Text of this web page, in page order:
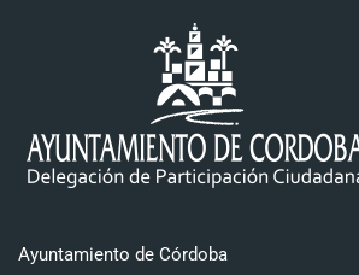
Ayuntamiento de Córdoba